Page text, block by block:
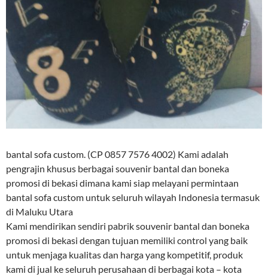
bantal sofa custom. (CP 0857 7576 4002) Kami adalah
pengrajin khusus berbagai souvenir bantal dan boneka
promosi di bekasi dimana kami siap melayani permintaan
bantal sofa custom untuk seluruh wilayah Indonesia termasuk
di Maluku Utara
Kami mendirikan sendiri pabrik souvenir bantal dan boneka
promosi di bekasi dengan tujuan memiliki control yang baik
untuk menjaga kualitas dan harga yang kompetitif, produk
kami di jual ke seluruh perusahaan di berbagai kota – kota